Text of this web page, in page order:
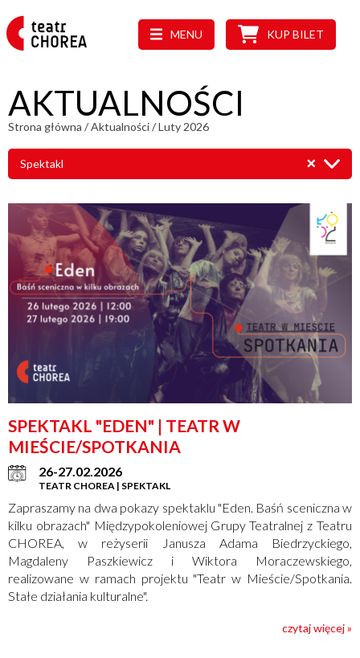
MENU KUP BILET
AKTUALNOŚCI
Strona główna /Aktualności/Luty 2026
Spektakl
SPEKTAKL "EDEN" | TEATR W
MIEŚCIE/SPOTKANIA
26-27.02.2026
TEATR CHOREA | SPEKTAKL
Zapraszamy na dwa pokazy spektaklu "Eden. Baśń sceniczna w
kilku obrazach" Międzypokoleniowej Grupy Teatralnej z Teatru
CHOREA, w reżyserii Janusza Adama Biedrzyckiego,
Magdaleny Paszkiewicz i Wiktora Moraczewskiego,
realizowane w ramach projektu "Teatr w Mieście/Spotkania.
Stałe działania kulturalne".
czytaj więcej »